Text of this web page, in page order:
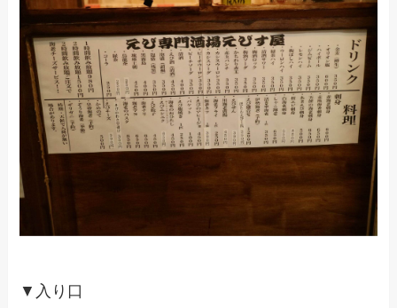
▼入り口